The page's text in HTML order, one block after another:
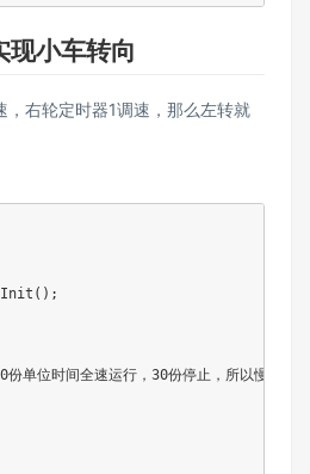
现小车转向
，右轮定时器1调速，那么左转就
位时间全速运行，30份停止，所以慢，